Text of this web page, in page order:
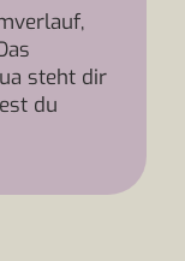
steht dir
du